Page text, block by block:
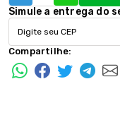
Simule a entrega do
Compartilhe: